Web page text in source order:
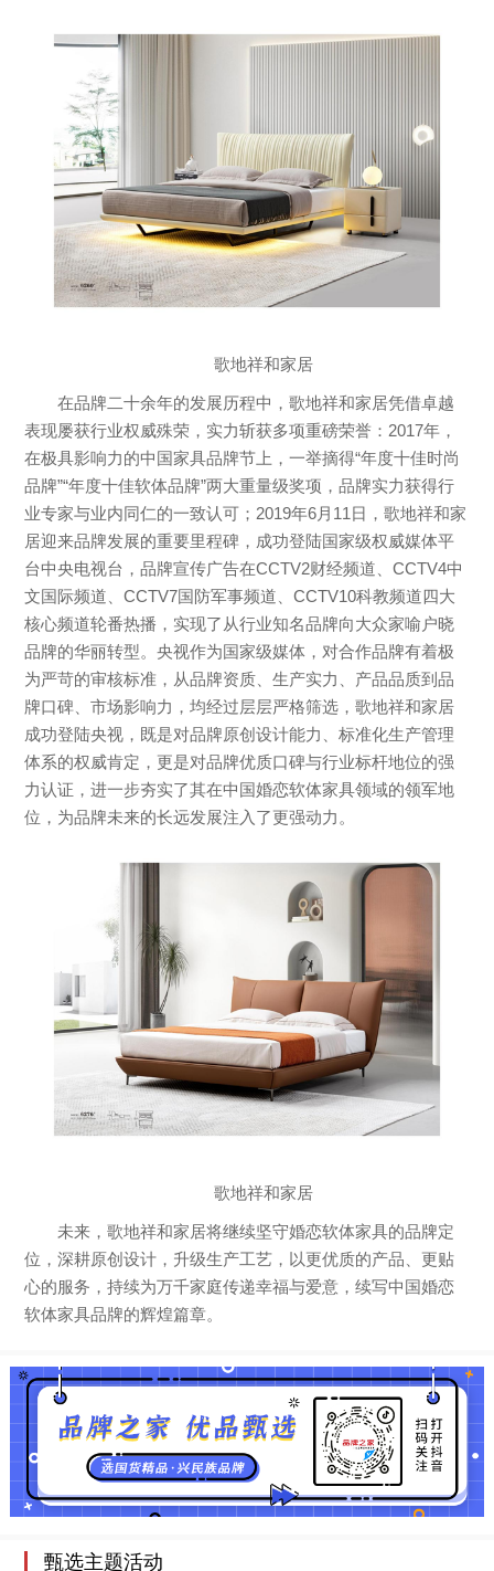
歌地祥和家居
在品牌二十余年的发展历程中，歌地祥和家居凭借卓越
表现屡获行业权威殊荣，实力斩获多项重磅荣誉：2017年，
在极具影响力的中国家具品牌节上，一举摘得“年度十佳时尚
品牌”“年度十佳软体品牌”两大重量级奖项，品牌实力获得行
业专家与业内同仁的一致认可；2019年6月11日，歌地祥和家
居迎来品牌发展的重要里程碑，成功登陆国家级权威媒体平
台中央电视台，品牌宣传广告在CCTV2财经频道、CCTV4中
文国际频道、CCTV7国防军事频道、CCTV10科教频道四大
核心频道轮番热播，实现了从行业知名品牌向大众家喻户晓
品牌的华丽转型。央视作为国家级媒体，对合作品牌有着极
为严苛的审核标准，从品牌资质、生产实力、产品品质到品
牌口碑、市场影响力，均经过层层严格筛选，歌地祥和家居
成功登陆央视，既是对品牌原创设计能力、标准化生产管理
体系的权威肯定，更是对品牌优质口碑与行业标杆地位的强
力认证，进一步夯实了其在中国婚恋软体家具领域的领军地
位，为品牌未来的长远发展注入了更强动力。
歌地祥和家居
未来，歌地祥和家居将继续坚守婚恋软体家具的品牌定
位，深耕原创设计，升级生产工艺，以更优质的产品、更贴
心的服务，持续为万千家庭传递幸福与爱意，续写中国婚恋
软体家具品牌的辉煌篇章。
甄选主题活动